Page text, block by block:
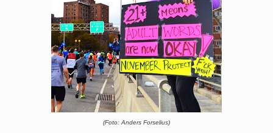
(Foto: Anders Forselius)